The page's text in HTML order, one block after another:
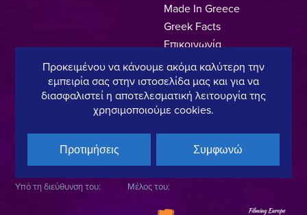
Made In Greece
Greek Facts
Επικοινωνία
Πολιτική Απορρήτου Όροι Χρήσης Πολιτική Cookies
Copyright © 2025, Hellenic Film & Audiovisual Center
Υπό τη διεύθυνση του: Μέλος του:
Προκειμένου να κάνουμε ακόμα καλύτερη την
εμπειρία σας στην ιστοσελίδα μας και για να
διασφαλιστεί η αποτελεσματική λειτουργία της
χρησιμοποιούμε cookies.
Προτιμήσεις Συμφωνώ